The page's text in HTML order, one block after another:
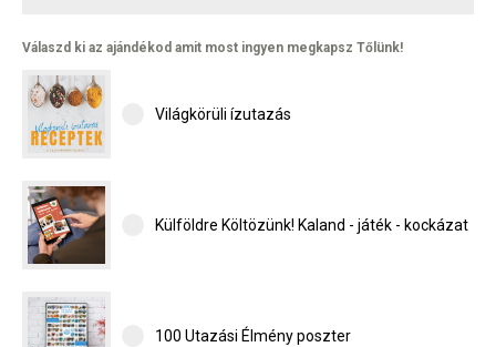
Válaszd ki az ajándékod amit most ingyen megkapsz Tőlünk!
Világkörüli ízutazás
Külföldre Költözünk! Kaland - játék - kockázat
100 Utazási Élmény poszter